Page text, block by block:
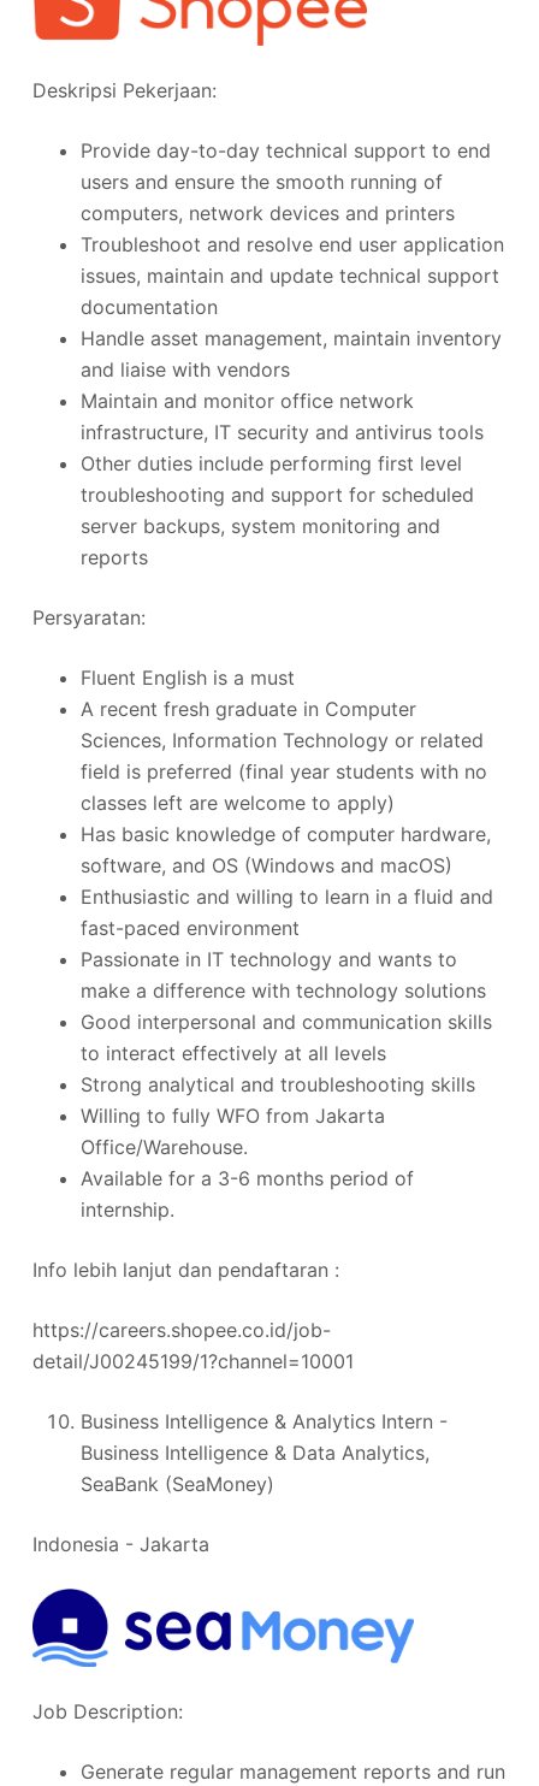
Deskripsi Pekerjaan:
Provide day-to-day technical support to end
users and ensure the smooth running of
computers, network devices and printers
Troubleshoot and resolve end user application
issues, maintain and update technical support
documentation
Handle asset management, maintain inventory
and liaise with vendors
Maintain and monitor office network
infrastructure, IT security and antivirus tools
Other duties include performing first level
troubleshooting and support for scheduled
server backups, system monitoring and
reports
Persyaratan:
Fluent English is a must
A recent fresh graduate in Computer
Sciences, Information Technology or related
field is preferred (final year students with no
classes left are welcome to apply)
Has basic knowledge of computer hardware,
software, and OS (Windows and macOS)
Enthusiastic and willing to learn in a fluid and
fast-paced environment
Passionate in IT technology and wants to
make a difference with technology solutions
Good interpersonal and communication skills
to interact effectively at all levels
Strong analytical and troubleshooting skills
Willing to fully WFO from Jakarta
Office/Warehouse.
Available for a 3-6 months period of
internship.
Info lebih lanjut dan pendaftaran :
https://careers.shopee.co.id/job-
detail/J00245199/1?channel=10001
Business Intelligence & Analytics Intern -
Business Intelligence & Data Analytics,
SeaBank (SeaMoney)
Indonesia - Jakarta
Job Description:
Generate regular management reports and run